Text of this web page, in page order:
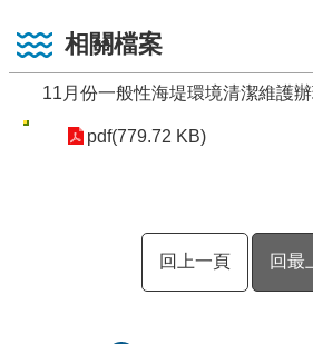
相關檔案
11月份一般性海堤環境清潔維護
pdf(779.72 KB)
回上一頁 回最